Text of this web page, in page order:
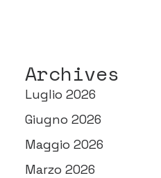
Archives
Luglio 2026
Giugno 2026
Maggio 2026
Marzo 2026